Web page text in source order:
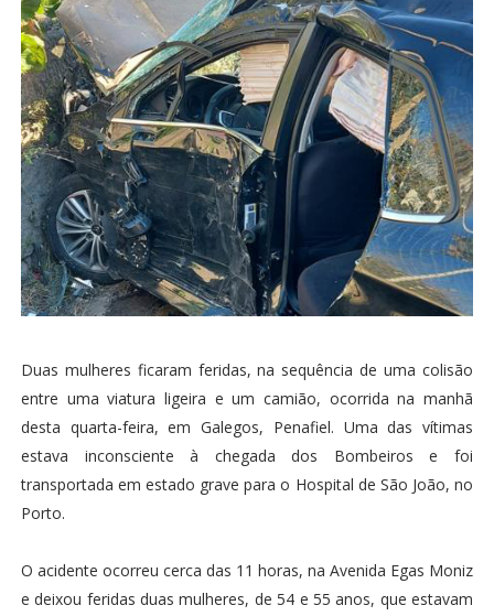
Duas mulheres ficaram feridas, na sequência de uma colisão
entre uma viatura ligeira e um camião, ocorrida na manhã
desta quarta-feira, em Galegos, Penafiel. Uma das vítimas
estava inconsciente à chegada dos Bombeiros e foi
transportada em estado grave para o Hospital de São João, no
Porto.
O acidente ocorreu cerca das 11 horas, na Avenida Egas Moniz
e deixou feridas duas mulheres, de 54 e 55 anos, que estavam